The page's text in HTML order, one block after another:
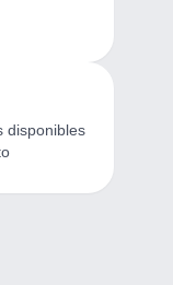
disponibles